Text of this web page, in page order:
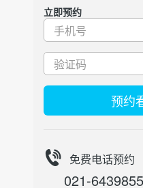
立即预约
预约
免费电话预约
021-